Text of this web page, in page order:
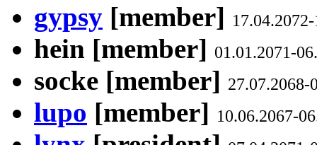
gypsy [member]
hein [member] 01.01.2071-
socke [member] 27.07.2068-
lupo [member] 10.06.2067-